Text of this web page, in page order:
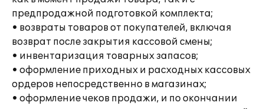
предпродажной подготовкой комплекта;
• возвраты товаров от покупателей, включая
возврат после закрытия кассовой смены;
• инвентаризация товарных запасов;
• оформление приходных и расходных кассовых
ордеров непосредственно в магазинах;
• оформление чеков продажи, и по окончании